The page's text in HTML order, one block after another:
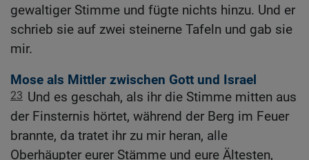
gewaltiger Stimme und fügte nichts hinzu. Und er
schrieb sie auf zwei steinerne Tafeln und gab sie
mir.
Mose als Mittler zwischen Gott und Israel
23 Und es geschah, als ihr die Stimme mitten aus
der Finsternis hörtet, während der Berg im Feuer
brannte, da tratet ihr zu mir heran, alle
Oberhäupter eurer Stämme und eure Ältesten,